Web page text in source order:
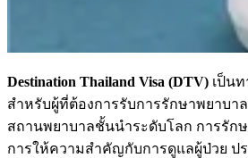
Destination Thailand Visa (DTV) เป็นท
สำหรับผู้ที่ต้องการรับการรักษาพยาบา
สถานพยาบาลชั้นนำระดับโลก การรัก
การให้ความสำคัญกับการดูแลผู้ป่วย ปร